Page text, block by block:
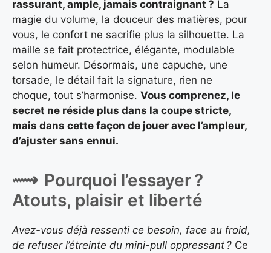
rassurant, ample, jamais contraignant ? La
magie du volume, la douceur des matières, pour
vous, le confort ne sacrifie plus la silhouette. La
maille se fait protectrice, élégante, modulable
selon humeur. Désormais, une capuche, une
torsade, le détail fait la signature, rien ne
choque, tout s’harmonise. Vous comprenez, le
secret ne réside plus dans la coupe stricte,
mais dans cette façon de jouer avec l’ampleur,
d’ajuster sans ennui.
Pourquoi l’essayer ?
Atouts, plaisir et liberté
Avez-vous déjà ressenti ce besoin, face au froid,
de refuser l’étreinte du mini-pull oppressant ? Ce